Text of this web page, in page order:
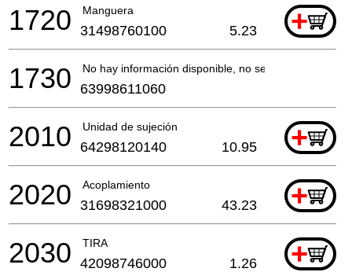
Manguera +
1720 31498760100 5.23
No hay información disponible, no se puede pedir
1730 63998611060
Unidad de sujeción +
2010 64298120140 10.95
Acoplamiento +
2020 31698321000 43.23
TIRA +
2030 42098746000 1.26